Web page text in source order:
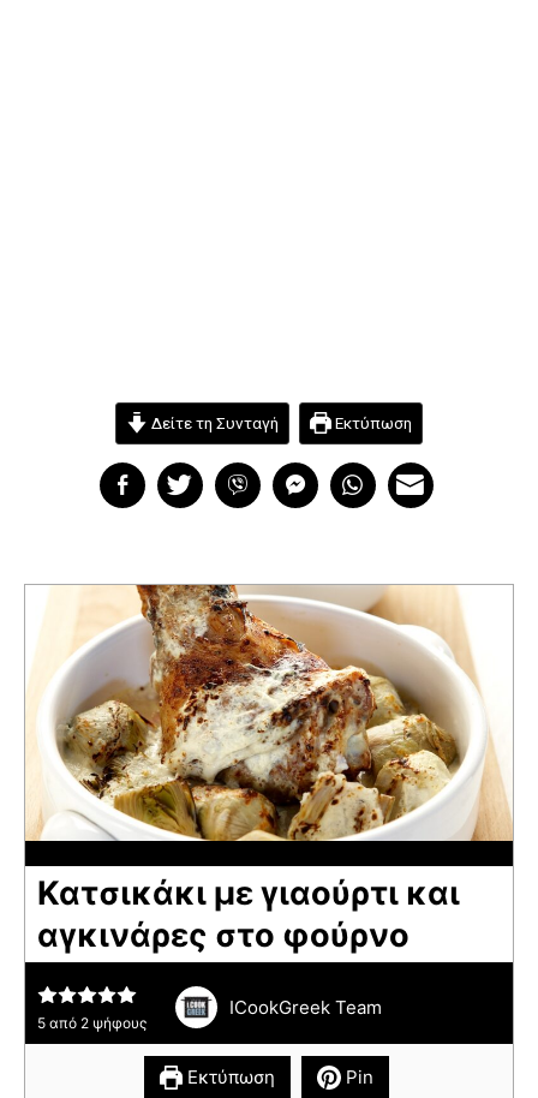
Δείτε τη Συνταγή Εκτύπωση
Κατσικάκι με γιαούρτι και
αγκινάρες στο φούρνο
5 από 2 ψήφους
ICookGreek Team
Εκτύπωση Pin